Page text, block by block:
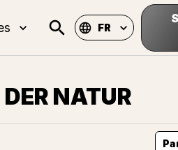
FR
NATUR